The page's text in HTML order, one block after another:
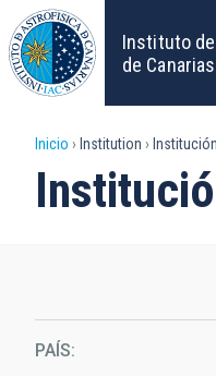
Pasar
al
contenido
principal
Instituto
de Canarias
enlaces
a
Inicio Institution
PAÍS